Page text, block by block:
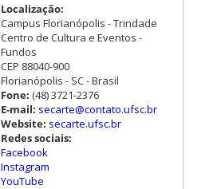
Localização:
Campus Florianópolis - Trindade
Centro de Cultura e Eventos -
Fundos
CEP 88040-900
Florianópolis - SC - Brasil
Fone: (48) 3721-2376
E-mail: secarte@contato.ufsc.br
Website: secarte.ufsc.br
Redes sociais:
Facebook
Instagram
YouTube